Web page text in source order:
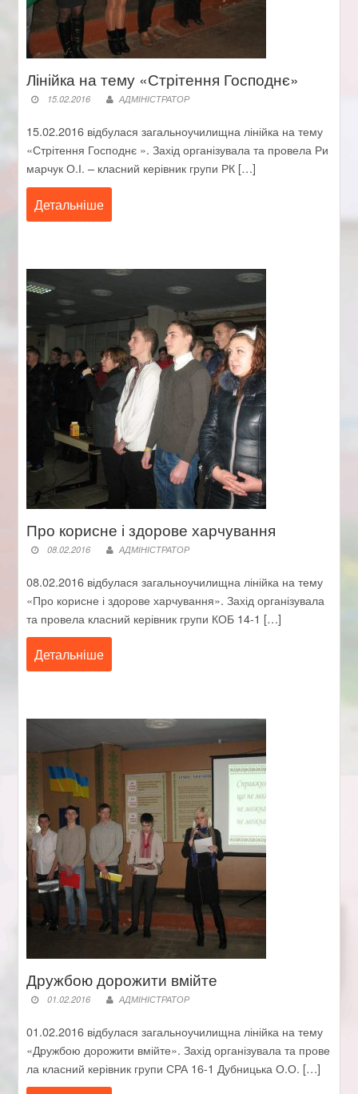
Лінійка на тему «Стрітення Господнє»
15.02.2016 АДМІНІСТРАТОР
15.02.2016 відбулася загальноучилищна лінійка на тему
«Стрітення Господнє ». Захід організувала та провела Ри
марчук О.І. – класний керівник групи РК […]
Детальніше
Про корисне і здорове харчування
08.02.2016 АДМІНІСТРАТОР
08.02.2016 відбулася загальноучилищна лінійка на тему
«Про корисне і здорове харчування». Захід організувала
та провела класний керівник групи КОБ 14-1 […]
Детальніше
Дружбою дорожити вмійте
01.02.2016 АДМІНІСТРАТОР
01.02.2016 відбулася загальноучилищна лінійка на тему
«Дружбою дорожити вмійте». Захід організувала та прове
ла класний керівник групи СРА 16-1 Дубницька О.О. […]